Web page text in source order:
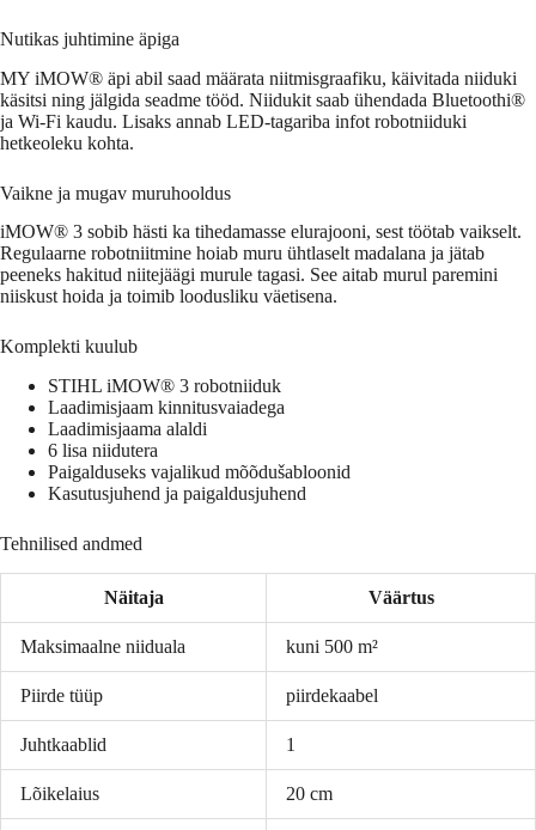
Nutikas juhtimine äpiga
MY iMOW® äpi abil saad määrata niitmisgraafiku, käivitada niiduki
käsitsi ning jälgida seadme tööd. Niidukit saab ühendada Bluetoothi®
ja Wi-Fi kaudu. Lisaks annab LED-tagariba infot robotniiduki
hetkeoleku kohta.
Vaikne ja mugav muruhooldus
iMOW® 3 sobib hästi ka tihedamasse elurajooni, sest töötab vaikselt.
Regulaarne robotniitmine hoiab muru ühtlaselt madalana ja jätab
peeneks hakitud niitejäägi murule tagasi. See aitab murul paremini
niiskust hoida ja toimib loodusliku väetisena.
Komplekti kuulub
STIHL iMOW® 3 robotniiduk
Laadimisjaam kinnitusvaiadega
Laadimisjaama alaldi
6 lisa niidutera
Paigalduseks vajalikud mõõdušabloonid
Kasutusjuhend ja paigaldusjuhend
Tehnilised andmed
Näitaja Väärtus
Maksimaalne niiduala kuni 500 m²
Piirde tüüp piirdekaabel
Juhtkaablid 1
Lõikelaius 20 cm